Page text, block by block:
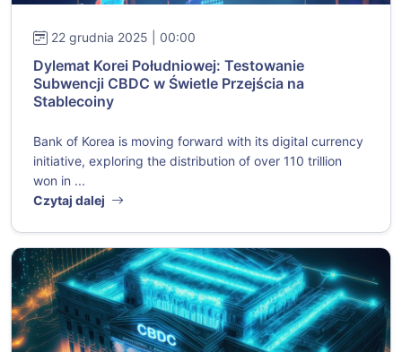
22 grudnia 2025 | 00:00
Dylemat Korei Południowej: Testowanie
Subwencji CBDC w Świetle Przejścia na
Stablecoiny
Bank of Korea is moving forward with its digital currency
initiative, exploring the distribution of over 110 trillion
won in ...
Czytaj dalej